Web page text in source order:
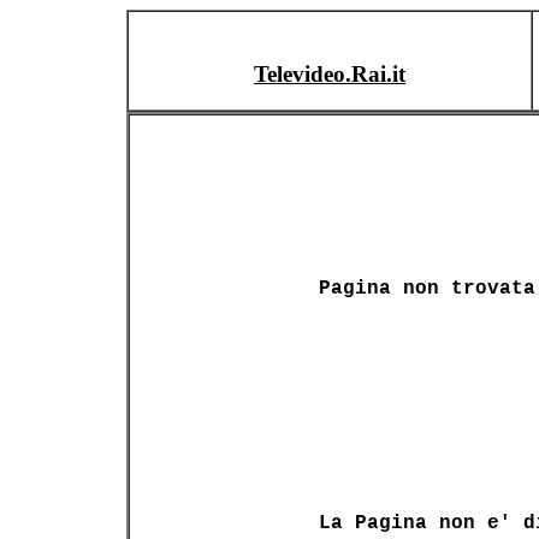
Televideo.Rai.it
Pagina non trovata
La Pagina non e'